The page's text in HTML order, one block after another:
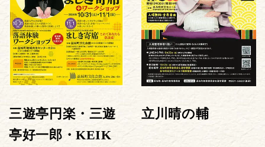
三遊亭円楽・三遊
亭好一郎・KEIK
立川晴の輔